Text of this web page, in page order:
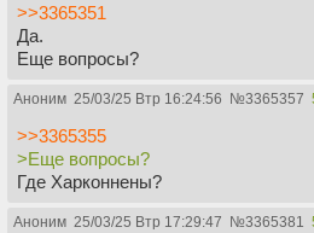
>>3365351
Да.
Еще вопросы?
Аноним 25/03/25 Втр 16:24:56 №3365357
>>3365355
>Еще вопросы?
Где Харконнены?
Аноним 25/03/25 Втр 17:29:47 №3365381